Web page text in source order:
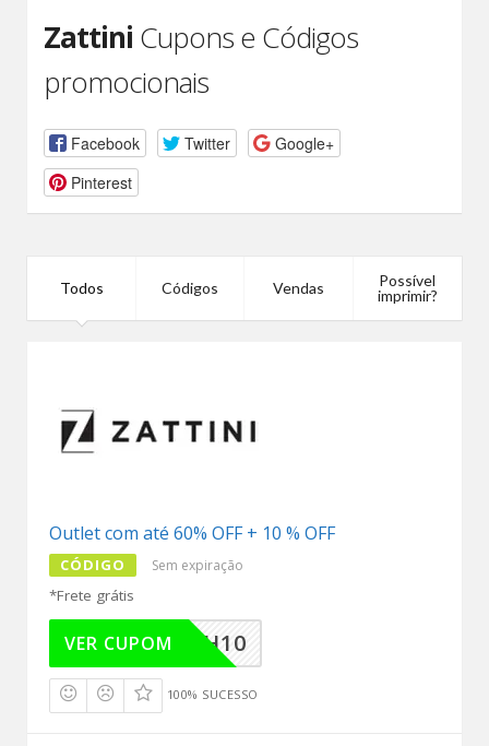
Zattini Cupons e Códigos
promocionais
Facebook Twitter
Google+
Pinterest
Todos Códigos Vendas
Possível
imprimir?
Outlet com até 60% OFF + 10 % OFF
CÓDIGO Sem expiração
*Frete grátis
FLASH10
VER CUPOM
100% SUCESSO